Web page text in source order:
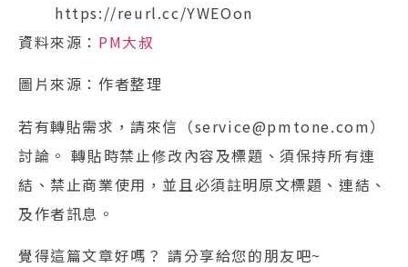
https://reurl.cc/YWEOon
資料來源： PM大叔
圖片來源：作者整理
若有轉貼需求，請來信（service@pmtone.com）
討論。 轉貼時禁止修改內容及標題、須保持所有連
結、禁止商業使用，並且必須註明原文標題、連結、
及作者訊息。
覺得這篇文章好嗎？ 請分享給您的朋友吧~